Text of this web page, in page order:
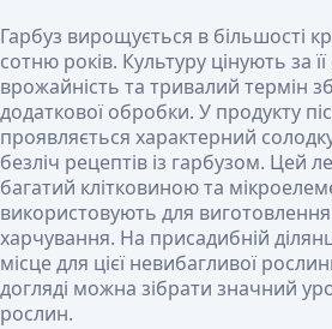
Гарбуз вирощується в більшості
сотню років. Культуру цінують за
врожайність та тривалий термін
додаткової обробки. У продукту
проявляється характерний
безліч рецептів із гарбузом. Цей
багатий клітковиною та
використовують для
харчування. На присадибній
місце для цієї невибагливої
догляді можна зібрати значний
рослин.